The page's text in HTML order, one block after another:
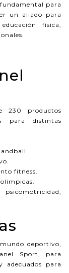
para
un aliado para
física,
230 productos
para distintas
fitness.
deportivo,
Sport, para
adecuados para